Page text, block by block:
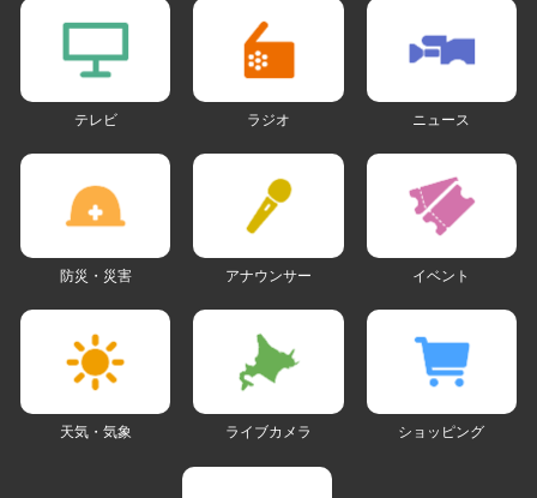
テレビ ラジオ ニュース
防災・災害 アナウンサー イベント
天気・気象 ライブカメラ ショッピング